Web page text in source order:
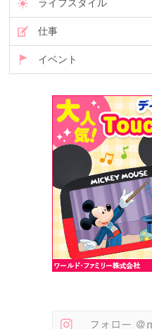
ライフスタイル
仕事
イベント